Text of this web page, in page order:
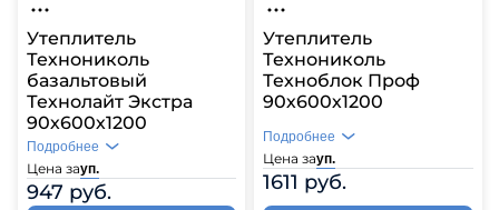
Утеплитель
Технониколь
базальтовый
Технолайт Экстра
90х600х1200
Цена зауп.
947 руб.
Подробнее
Утеплитель
Технониколь
Техноблок Проф
90х600х1200
Цена зауп.
1611 руб.
Подробнее